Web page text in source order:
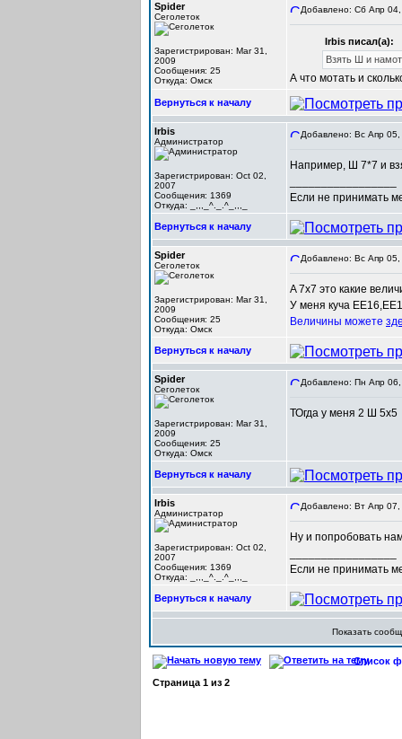
Spider
Сеголеток
Зарегистрирован: Mar 31,
2009
Сообщения: 25
Откуда: Омск
Добавлено: Сб Апр
Irbis писал(а):
Взять Ш и
А что мотать и
Вернуться к началу
Irbis
Администратор
Зарегистрирован: Oct 02,
2007
Сообщения: 1369
Откуда: _,,,_^._.^_,,,_
Добавлено: Вс Апр
Например, Ш 7*7 и
Если не принимать
Вернуться к началу
Spider
Сеголеток
Зарегистрирован: Mar 31,
2009
Сообщения: 25
Откуда: Омск
Добавлено: Вс Апр
A 7x7 это какие
У меня куча
Величины можете
Вернуться к началу
Spider
Сеголеток
Зарегистрирован: Mar 31,
2009
Сообщения: 25
Откуда: Омск
Добавлено: Пн Апр
ТОгда у меня 2 Ш 5х5
Вернуться к началу
Irbis
Администратор
Зарегистрирован: Oct 02,
2007
Сообщения: 1369
Откуда: _,,,_^._.^_,,,_
Добавлено: Вт Апр
Ну и попробовать
Если не принимать
Вернуться к началу
Показать
Список
Страница 1 из 2